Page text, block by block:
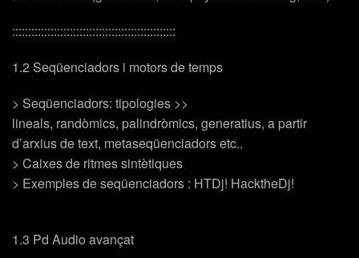
:::::::::::::::::::::::::::::::::::::::::::::::::::
1.2 Seqüenciadors i motors de temps
> Seqüenciadors: tipologies >>
lineals, randòmics, palindròmics, generatius, a partir
d’arxius de text, metaseqüenciadors etc..
> Caixes de ritmes sintètiques
> Exemples de seqüenciadors : HTDj! HacktheDj!
1.3 Pd Audio avançat